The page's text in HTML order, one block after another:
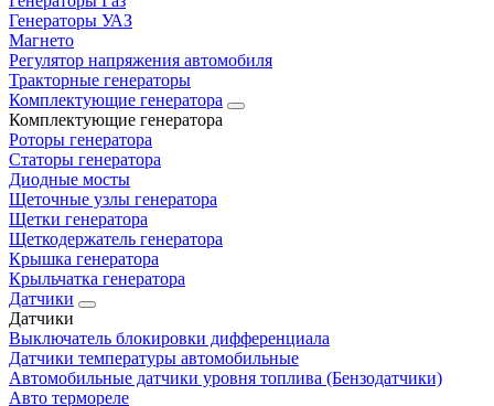
Генераторы УАЗ
Магнето
Регулятор напряжения автомобиля
Тракторные генераторы
Комплектующие генератора
Комплектующие генератора
Роторы генератора
Статоры генератора
Диодные мосты
Щеточные узлы генератора
Щетки генератора
Щеткодержатель генератора
Крышка генератора
Крыльчатка генератора
Датчики
Датчики
Выключатель блокировки дифференциала
Датчики температуры автомобильные
Автомобильные датчики уровня топлива (Бензодатчики)
Авто термореле